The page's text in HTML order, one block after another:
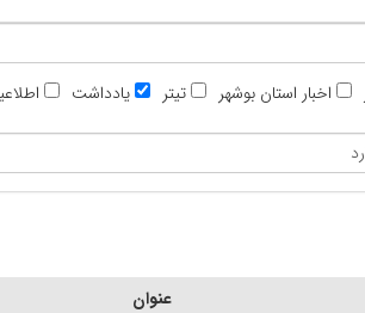
اخبار استان بوشهر تیتر یادداشت
عنوان